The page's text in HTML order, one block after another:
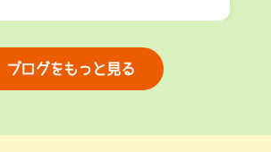
ブログをもっと見る